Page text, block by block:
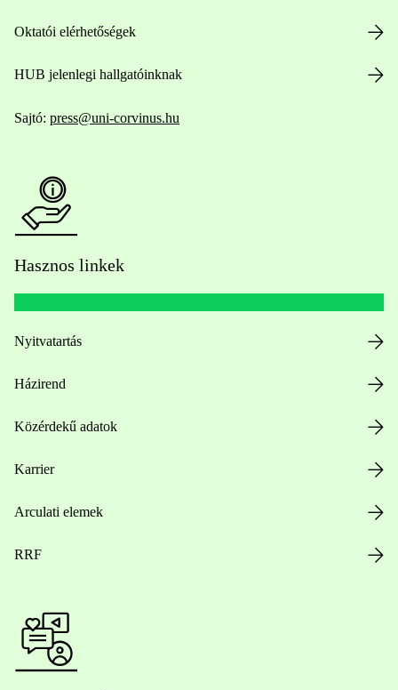
Oktatói elérhetőségek
HUB jelenlegi hallgatóinknak
Sajtó: press@uni-corvinus.hu
Hasznos linkek
Nyitvatartás
Házirend
Közérdekű adatok
Karrier
Arculati elemek
RRF